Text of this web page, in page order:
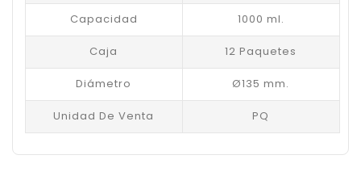
Capacidad 1000 ml.
Caja 12 Paquetes
Diámetro Ø135 mm.
Unidad De Venta PQ